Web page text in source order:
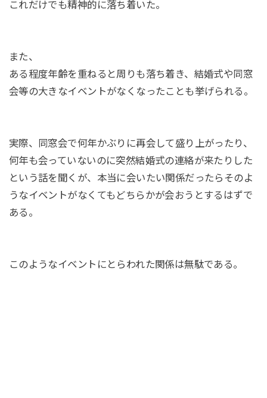
これだけでも精神的に落ち着いた。
また、
ある程度年齢を重ねると周りも落ち着き、結婚式や同窓
会等の大きなイベントがなくなったことも挙げられる。
実際、同窓会で何年かぶりに再会して盛り上がったり、
何年も会っていないのに突然結婚式の連絡が来たりした
という話を聞くが、本当に会いたい関係だったらそのよ
うなイベントがなくてもどちらかが会おうとするはずで
ある。
このようなイベントにとらわれた関係は無駄である。